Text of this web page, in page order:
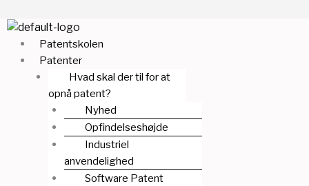
Gå
indholdet
Menu
Patentskolen
Patenter
Hvad skal der til for at
opnå patent?
Nyhed
Opfindelseshøjde
Industriel
anvendelighed
Software Patent
Menu